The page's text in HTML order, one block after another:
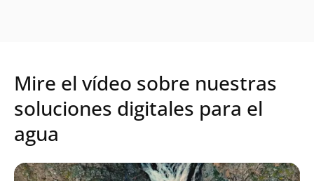
Mire el vídeo sobre nuestras
soluciones digitales para el
agua